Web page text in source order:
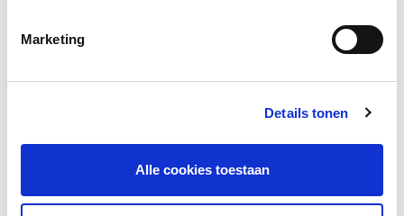
Marketing
Details tonen
Alle cookies toestaan